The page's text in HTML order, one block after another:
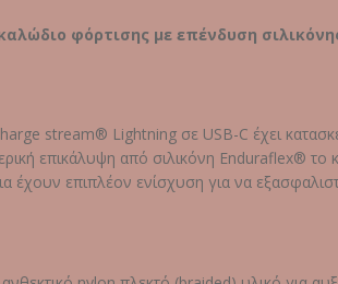
φόρτισης με επένδυση
stream® Lightning σε USB-C έχει
επικάλυψη από σιλικόνη Enduraflex®
επιπλέον ενίσχυση για να